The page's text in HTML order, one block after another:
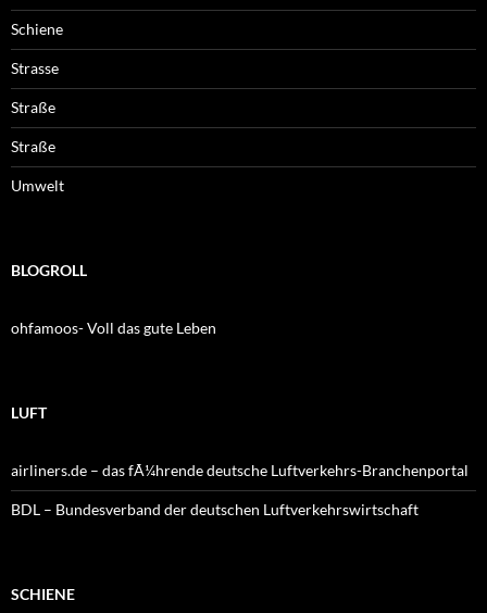
Schiene
Strasse
Straße
Straße
Umwelt
BLOGROLL
ohfamoos- Voll das gute Leben
LUFT
airliners.de – das fÃ¼hrende deutsche Luftverkehrs-Branchenportal
BDL – Bundesverband der deutschen Luftverkehrswirtschaft
SCHIENE